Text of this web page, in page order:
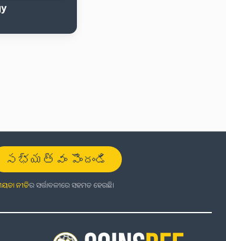
సభ్యత్వం పొందండి
ନୀତିର ସର୍ତ୍ତାବଳୀରେ ସହମତ ହେଉଛି।